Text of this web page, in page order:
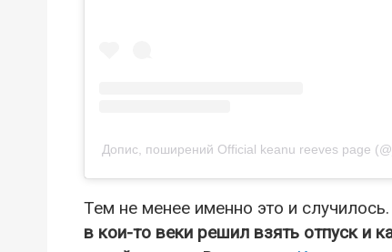
Допис, поширений Official keanu reeves page
Тем не менее именно это и
в кои-то веки решил взять отпуск и